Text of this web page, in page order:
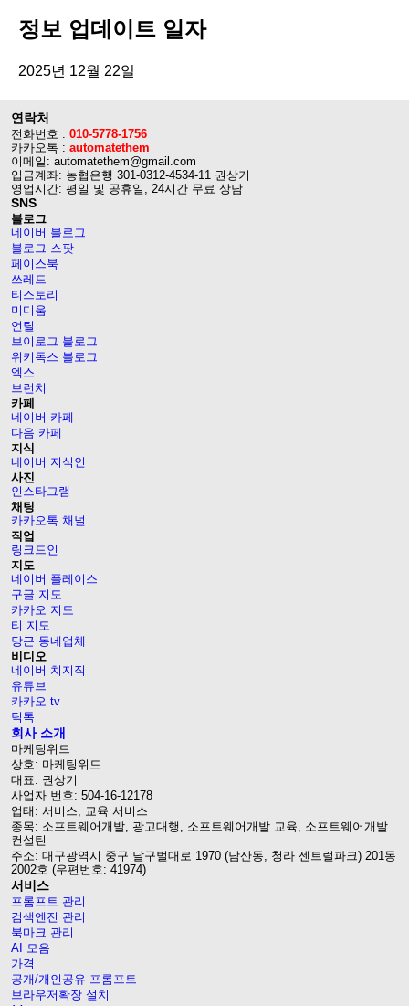
정보 업데이트 일자
2025년 12월 22일
연락처
전화번호 : 010-5778-1756
카카오톡 : automatethem
이메일: automatethem@gmail.com
입금계좌: 농협은행 301-0312-4534-11 권상기
영업시간: 평일 및 공휴일, 24시간 무료 상담
SNS
블로그
네이버 블로그
블로그 스팟
페이스북
쓰레드
티스토리
미디움
언틸
브이로그 블로그
위키독스 블로그
엑스
브런치
카페
네이버 카페
다음 카페
지식
네이버 지식인
사진
인스타그램
채팅
카카오톡 채널
직업
링크드인
지도
네이버 플레이스
구글 지도
카카오 지도
티 지도
당근 동네업체
비디오
네이버 치지직
유튜브
카카오 tv
틱톡
회사 소개
마케팅위드
상호: 마케팅위드
대표: 권상기
사업자 번호: 504-16-12178
업태: 서비스, 교육 서비스
종목: 소프트웨어개발, 광고대행, 소프트웨어개발 교육, 소프트웨어개발
컨설틴
주소: 대구광역시 중구 달구벌대로 1970 (남산동, 청라 센트럴파크) 201동
2002호 (우편번호: 41974)
서비스
프롬프트 관리
검색엔진 관리
북마크 관리
AI 모음
가격
공개/개인공유 프롬프트
브라우저확장 설치